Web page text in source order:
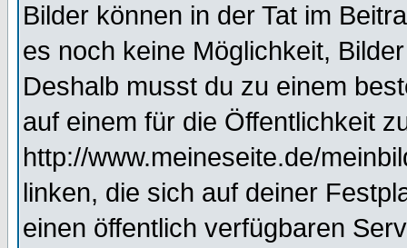
Bilder können in der Tat im
es noch keine Möglichkeit,
Deshalb musst du zu einem
auf einem für die Öffentlichkeit
http://www.meineseite.de/
linken, die sich auf deiner
einen öffentlich verfügbaren